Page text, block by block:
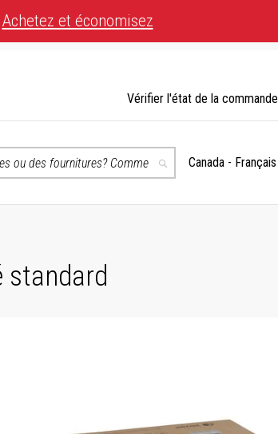
Achetez et économisez
Recherche
Choisir
Canada - Français
Vérifier l'état de la commande
standard